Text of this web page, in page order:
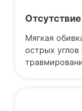
Мягкая
острых